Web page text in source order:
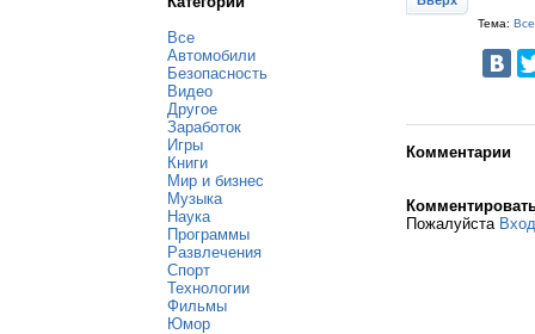
Все
Автомобили
Безопасность
Видео
Другое
Заработок
Игры
Книги
Мир и бизнес
Музыка
Наука
Программы
Развлечения
Спорт
Технологии
Фильмы
Юмор
Тема: Все
Комментарии
Пожалуйста Вход